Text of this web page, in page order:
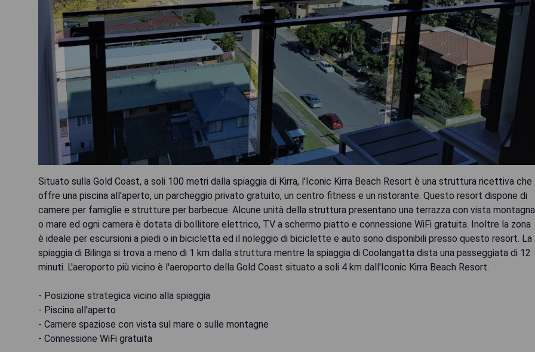
Situato sulla Gold Coast, a soli 100 metri dalla spiaggia di Kirra, l'Iconic Kirra Beach Resort è una struttura ricettiva che
offre una piscina all'aperto, un parcheggio privato gratuito, un centro fitness e un ristorante. Questo resort dispone di
camere per famiglie e strutture per barbecue. Alcune unità della struttura presentano una terrazza con vista montagna
o mare ed ogni camera è dotata di bollitore elettrico, TV a schermo piatto e connessione WiFi gratuita. Inoltre la zona
è ideale per escursioni a piedi o in bicicletta ed il noleggio di biciclette e auto sono disponibili presso questo resort. La
spiaggia di Bilinga si trova a meno di 1 km dalla struttura mentre la spiaggia di Coolangatta dista una passeggiata di 12
minuti. L'aeroporto più vicino è l'aeroporto della Gold Coast situato a soli 4 km dall'Iconic Kirra Beach Resort.
- Posizione strategica vicino alla spiaggia
- Piscina all'aperto
- Camere spaziose con vista sul mare o sulle montagne
- Connessione WiFi gratuita